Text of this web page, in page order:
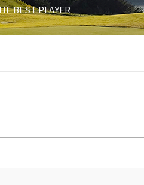
BEST PLAYER